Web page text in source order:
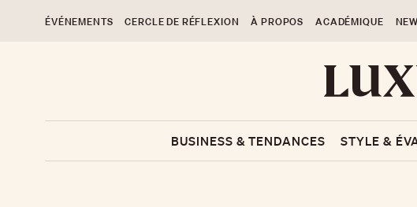
ÉVÉNEMENTS CERCLE DE RÉFLEXION À PROPOS ACADÉMIQUE
BUSINESS & TENDANCES STYLE &